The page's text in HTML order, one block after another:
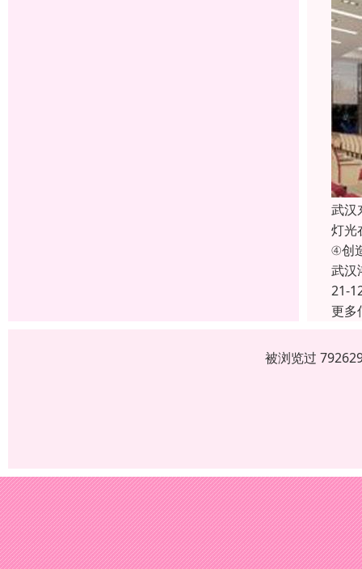
武汉
灯光
④创
武汉
21-
更多
被浏览过